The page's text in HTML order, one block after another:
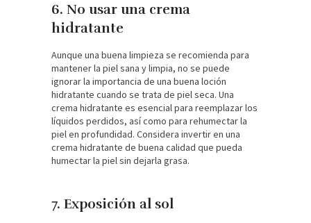
6. No usar una crema
hidratante
Aunque una buena limpieza se recomienda para
mantener la piel sana y limpia, no se puede
ignorar la importancia de una buena loción
hidratante cuando se trata de piel seca. Una
crema hidratante es esencial para reemplazar los
líquidos perdidos, así como para rehumectar la
piel en profundidad. Considera invertir en una
crema hidratante de buena calidad que pueda
humectar la piel sin dejarla grasa.
7. Exposición al sol